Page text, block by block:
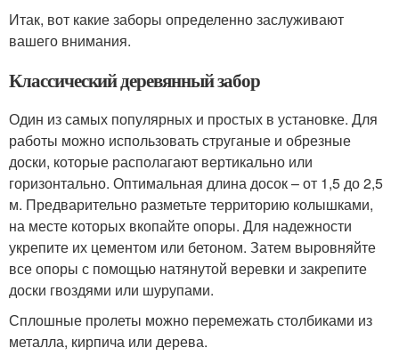
Итак, вот какие заборы определенно заслуживают
вашего внимания.
Классический деревянный забор
Один из самых популярных и простых в установке. Для
работы можно использовать струганые и обрезные
доски, которые располагают вертикально или
горизонтально. Оптимальная длина досок – от 1,5 до 2,5
м. Предварительно разметьте территорию колышками,
на месте которых вкопайте опоры. Для надежности
укрепите их цементом или бетоном. Затем выровняйте
все опоры с помощью натянутой веревки и закрепите
доски гвоздями или шурупами.
Сплошные пролеты можно перемежать столбиками из
металла, кирпича или дерева.